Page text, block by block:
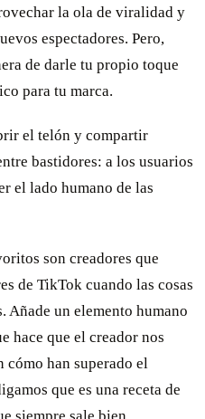
la ola de viralidad y
espectadores. Pero,
de darle tu propio toque
para tu marca.
el telón y compartir
bastidores: a los usuarios
el lado humano de las
son creadores que
de TikTok cuando las cosas
Añade un elemento humano
hace que el creador nos
cómo han superado el
que es una receta de